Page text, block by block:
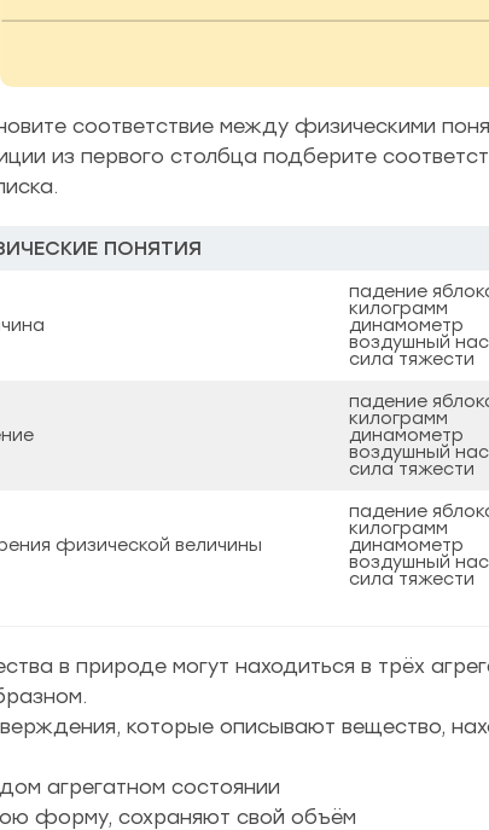
соответствие между физическими
из первого столбца подберите
ПОНЯТИЯ
падение
килограмм
динамометр
воздушный
сила
падение
килограмм
динамометр
воздушный
сила тяжести
физической величины
падение
килограмм
динамометр
воздушный
сила тяжести
в природе могут находиться в трёх
которые описывают вещество,
агрегатном состоянии
форму, сохраняют свой объём